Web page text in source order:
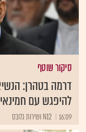
סיקור שוטף
דרמה בטהרן:
להיפגש עם חמינאי
16:09 N12 ושירות גלובס